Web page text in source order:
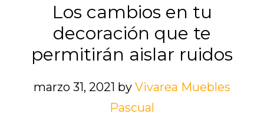
Los cambios en tu
decoración que te
permitirán aislar ruidos
marzo 31, 2021 by Vivarea Muebles
Pascual